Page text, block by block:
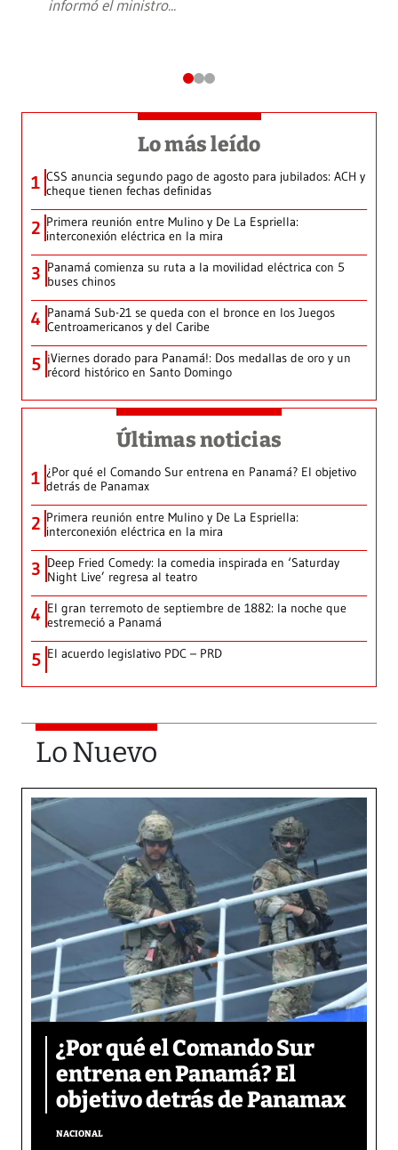
informó el ministro...
Lo más leído
1 CSS anuncia segundo pago de agosto para jubilados: ACH y
cheque tienen fechas definidas
2 Primera reunión entre Mulino y De La Espriella:
interconexión eléctrica en la mira
3 Panamá comienza su ruta a la movilidad eléctrica con 5
buses chinos
4 Panamá Sub-21 se queda con el bronce en los Juegos
Centroamericanos y del Caribe
5 ¡Viernes dorado para Panamá!: Dos medallas de oro y un
récord histórico en Santo Domingo
Últimas noticias
1 ¿Por qué el Comando Sur entrena en Panamá? El objetivo
detrás de Panamax
2 Primera reunión entre Mulino y De La Espriella:
interconexión eléctrica en la mira
3 Deep Fried Comedy: la comedia inspirada en ‘Saturday
Night Live’ regresa al teatro
4 El gran terremoto de septiembre de 1882: la noche que
estremeció a Panamá
5 El acuerdo legislativo PDC – PRD
Lo Nuevo
¿Por qué el Comando Sur
entrena en Panamá? El
objetivo detrás de Panamax
NACIONAL